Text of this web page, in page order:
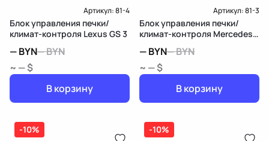
Артикул:81-4
Блок управления печки/
климат-контроля Lexus GS 3
—BYN—BYN
~ — $
В корзину
Артикул:81-3
Блок управления печки/
климат-контроля Mercedes-
—BYN—BYN
~ — $
В корзину
-10% -10%